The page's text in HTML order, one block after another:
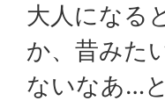
大人になる
か、昔みた
ないなあ…